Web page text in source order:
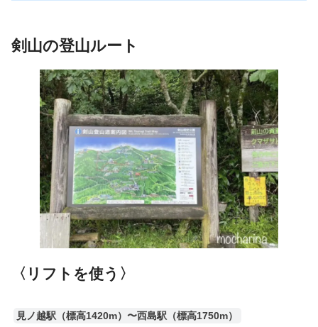
剣山の登山ルート
〈リフトを使う〉
見ノ越駅（標高1420m）〜西島駅（標高1750m）